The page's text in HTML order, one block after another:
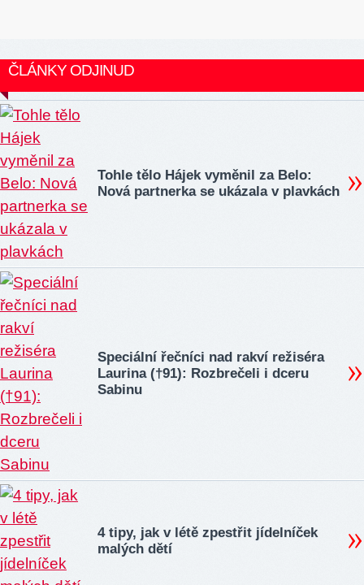
ČLÁNKY ODJINUD
Tohle tělo Hájek vyměnil za Belo:
Nová partnerka se ukázala v plavkách
Speciální řečníci nad rakví režiséra
Laurina (†91): Rozbrečeli i dceru
Sabinu
4 tipy, jak v létě zpestřit jídelníček
malých dětí